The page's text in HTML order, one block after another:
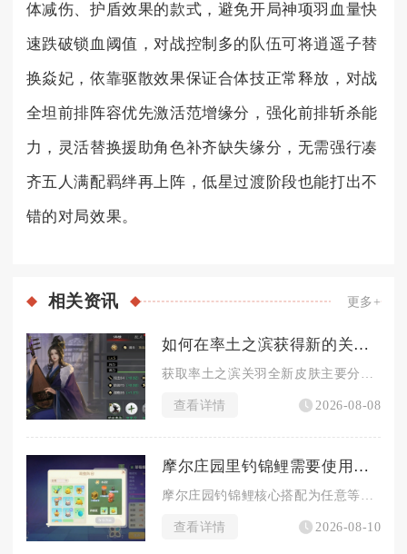
体减伤、护盾效果的款式，避免开局神项羽血量快
速跌破锁血阈值，对战控制多的队伍可将逍遥子替
换焱妃，依靠驱散效果保证合体技正常释放，对战
全坦前排阵容优先激活范增缘分，强化前排斩杀能
力，灵活替换援助角色补齐缺失缘分，无需强行凑
齐五人满配羁绊再上阵，低星过渡阶段也能打出不
错的对局效果。
相关资讯 更多+
如何在率土之滨获得新的关羽皮肤
查看详情 2026-08-08
摩尔庄园里钓锦鲤需要使用什么钓具
查看详情 2026-08-10